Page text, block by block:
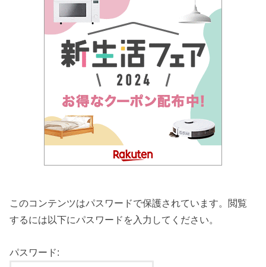
このコンテンツはパスワードで保護されています。閲覧
するには以下にパスワードを入力してください。
パスワード: